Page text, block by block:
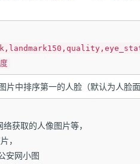
中排序第一的人脸（默认为人脸
获取的人像图片等，
，
安网小图